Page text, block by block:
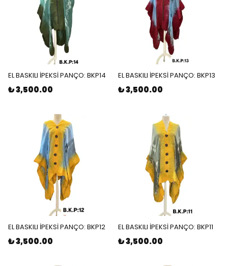
EL BASKILI İPEKSİ PANÇO: BKP14
₺ 3,500.00
EL BASKILI İPEKSİ PANÇO: BKP13
₺ 3,500.00
EL BASKILI İPEKSİ PANÇO: BKP12
₺ 3,500.00
EL BASKILI İPEKSİ PANÇO: BKP11
₺ 3,500.00